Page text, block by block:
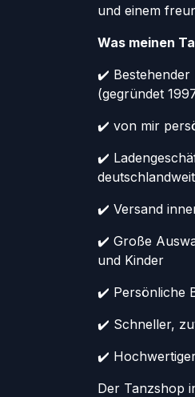
und einem
Was meinen
✔️ Bestehender
(gegründet
✔️ von mir
✔️
✔️ Versand
✔️ Große
und Kinder
✔️ Persönliche
✔️ Schneller,
✔️
Der Tanzshop